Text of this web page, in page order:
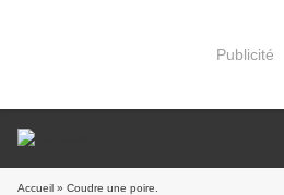
Publicité
Accueil » Coudre une poire.